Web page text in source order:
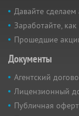
Давайте
Заработайте,
Прошедшие
Документы
Агентский
Лицензионный
Публичная